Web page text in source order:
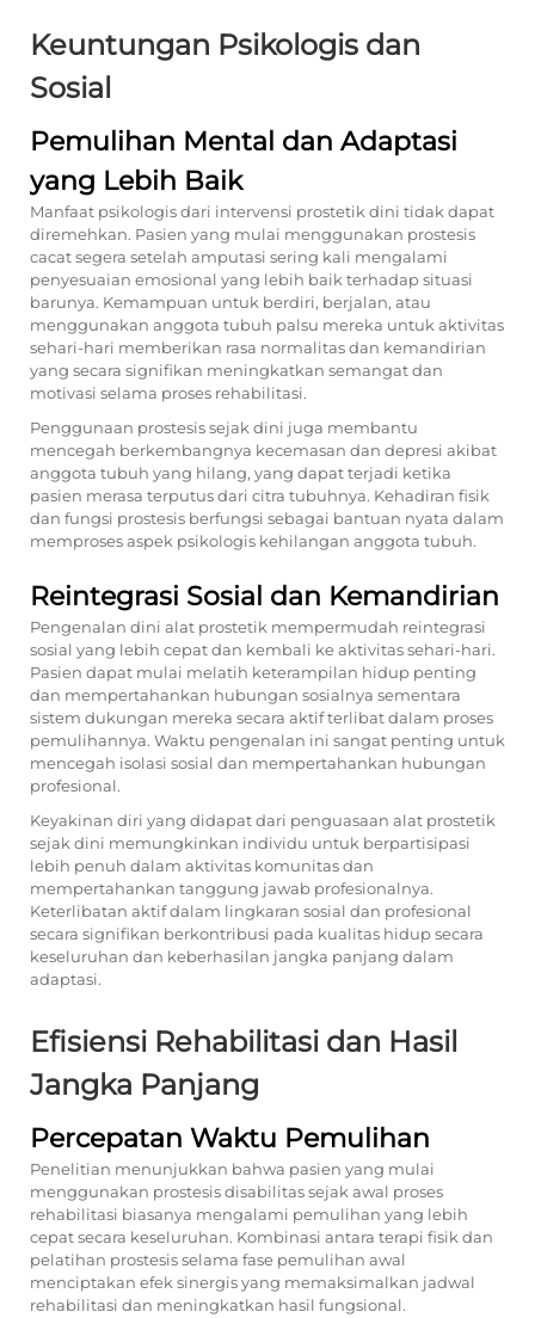
Keuntungan Psikologis dan
Sosial
Pemulihan Mental dan Adaptasi
yang Lebih Baik
Manfaat psikologis dari intervensi prostetik dini tidak dapat
diremehkan. Pasien yang mulai menggunakan prostesis
cacat segera setelah amputasi sering kali mengalami
penyesuaian emosional yang lebih baik terhadap situasi
barunya. Kemampuan untuk berdiri, berjalan, atau
menggunakan anggota tubuh palsu mereka untuk aktivitas
sehari-hari memberikan rasa normalitas dan kemandirian
yang secara signifikan meningkatkan semangat dan
motivasi selama proses rehabilitasi.
Penggunaan prostesis sejak dini juga membantu
mencegah berkembangnya kecemasan dan depresi akibat
anggota tubuh yang hilang, yang dapat terjadi ketika
pasien merasa terputus dari citra tubuhnya. Kehadiran fisik
dan fungsi prostesis berfungsi sebagai bantuan nyata dalam
memproses aspek psikologis kehilangan anggota tubuh.
Reintegrasi Sosial dan Kemandirian
Pengenalan dini alat prostetik mempermudah reintegrasi
sosial yang lebih cepat dan kembali ke aktivitas sehari-hari.
Pasien dapat mulai melatih keterampilan hidup penting
dan mempertahankan hubungan sosialnya sementara
sistem dukungan mereka secara aktif terlibat dalam proses
pemulihannya. Waktu pengenalan ini sangat penting untuk
mencegah isolasi sosial dan mempertahankan hubungan
profesional.
Keyakinan diri yang didapat dari penguasaan alat prostetik
sejak dini memungkinkan individu untuk berpartisipasi
lebih penuh dalam aktivitas komunitas dan
mempertahankan tanggung jawab profesionalnya.
Keterlibatan aktif dalam lingkaran sosial dan profesional
secara signifikan berkontribusi pada kualitas hidup secara
keseluruhan dan keberhasilan jangka panjang dalam
adaptasi.
Efisiensi Rehabilitasi dan Hasil
Jangka Panjang
Percepatan Waktu Pemulihan
Penelitian menunjukkan bahwa pasien yang mulai
menggunakan prostesis disabilitas sejak awal proses
rehabilitasi biasanya mengalami pemulihan yang lebih
cepat secara keseluruhan. Kombinasi antara terapi fisik dan
pelatihan prostesis selama fase pemulihan awal
menciptakan efek sinergis yang memaksimalkan jadwal
rehabilitasi dan meningkatkan hasil fungsional.